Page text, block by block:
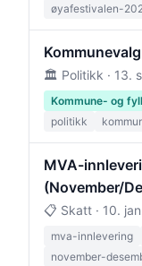
øyafestivalen-
🏛️ Politikk · 13.
Kommune- og
politikk
MVA-
(November/
📋 Skatt · 10.
mva-innlevering
november-